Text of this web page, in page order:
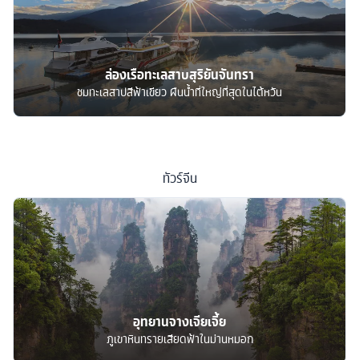
ล่องเรือทะเลสาบสุริยันจันทรา
ชมทะเลสาปสีฟ้าเขียว ผืนน้ำที่ใหญ่ที่สุดในไต้หวัน
ทัวร์จีน
อุทยานจางเจียเจี้ย
ภูเขาหินทรายเสียดฟ้าในม่านหมอก